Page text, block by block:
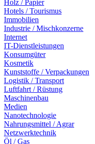
Holz / Papier
Hotels / Tourismus
Immobilien
Industrie / Mischkonzerne
Internet
IT-Dienstleistungen
Konsumgüter
Kosmetik
Kunststoffe / Verpackungen
Logistik / Transport
Luftfahrt / Rüstung
Maschinenbau
Medien
Nanotechnologie
Nahrungsmittel / Agrar
Netzwerktechnik
Öl / Gas